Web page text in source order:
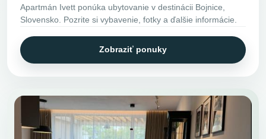
Apartmán Ivett ponúka ubytovanie v destinácii Bojnice,
Slovensko. Pozrite si vybavenie, fotky a ďalšie informácie.
Zobraziť ponuky